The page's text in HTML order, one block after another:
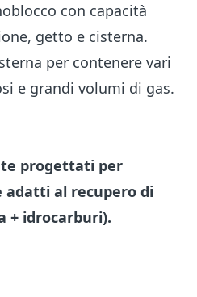
con capacità
getto e cisterna.
per contenere vari
e grandi volumi di gas.
progettati per
al recupero di
+ idrocarburi).